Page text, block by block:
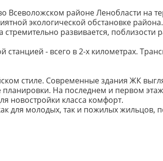
Всеволожском районе Ленобласти на
экологической обстановке
развивается, поблизости
- всего в 2-х километрах.
стиле. Современные здания ЖК
планировки. На последнем и первом
новостройки класса комфорт.
для молодых, так и пожилых жильцов,